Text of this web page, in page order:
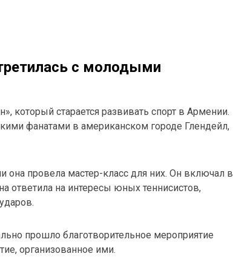
с молодыми
который старается развивать спорт в Армении.
фанатами в американском городе Глендейл,
провела мастер-класс для них. Он включал в
ответила на интересы юных теннисистов,
прошло благотворительное мероприятие
организованное ими.